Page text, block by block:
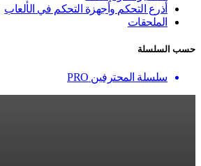
أذرع التحكم وأجهزة التحكم في الألعاب
الملحقات
حسب السلسلة
سلسلة المحترفين PRO